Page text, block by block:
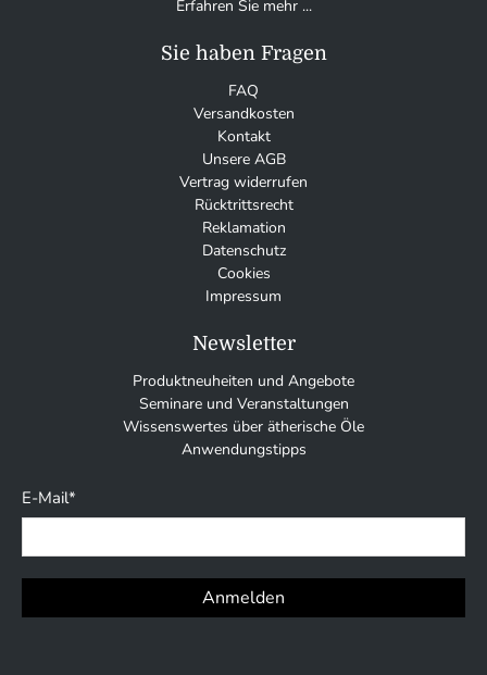
Erfahren Sie mehr ...
Sie haben Fragen
FAQ
Versandkosten
Kontakt
Unsere AGB
Vertrag widerrufen
Rücktrittsrecht
Reklamation
Datenschutz
Cookies
Impressum
Newsletter
Produktneuheiten und Angebote
Seminare und Veranstaltungen
Wissenswertes über ätherische Öle
Anwendungstipps
E-Mail*
Anmelden